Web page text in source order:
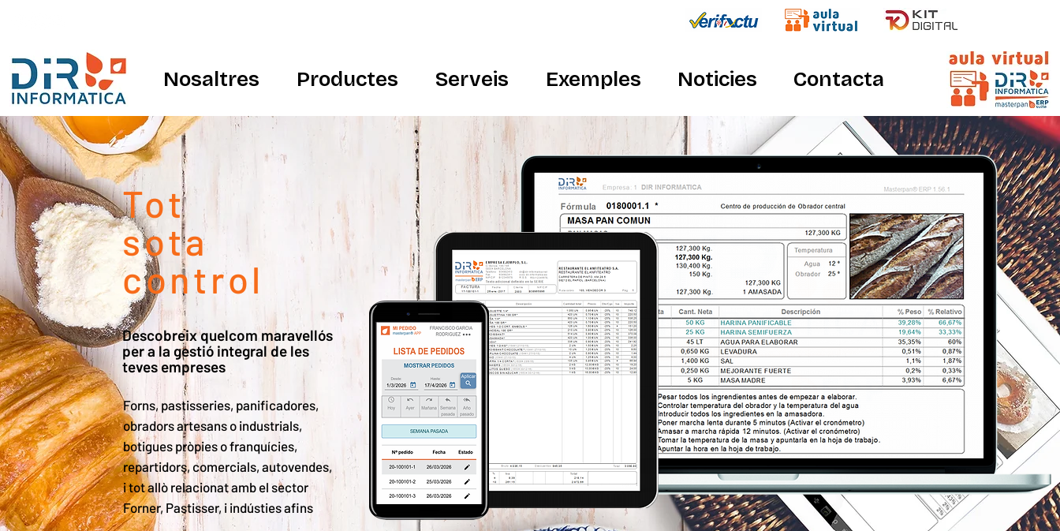
Tot
sota
control
Descobreix quelcom maravellós
per a la gestió integral de les
teves empreses
Forns, pastisseries, panificadores,
obradors artesans o industrials,
botigues pròpies o franquícies,
repartidors, comercials, autovendes,
i tot allò relacionat amb el sector
Forner, Pastisser, i indústies afins
Nosaltres Productes Serveis Exemples Noticies Contacta